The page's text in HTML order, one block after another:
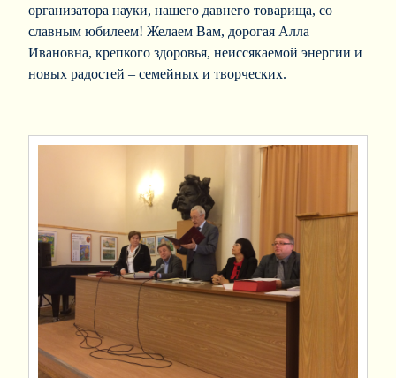
организатора науки, нашего давнего товарища, со
славным юбилеем! Желаем Вам, дорогая Алла
Ивановна, крепкого здоровья, неиссякаемой энергии и
новых радостей – семейных и творческих.